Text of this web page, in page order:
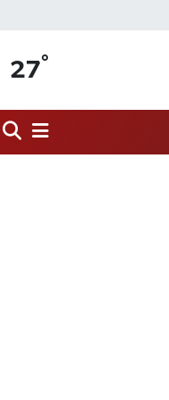
27°